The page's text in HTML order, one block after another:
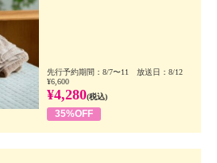
先行予約期間：8/7〜11 放送日：8/12
¥6,600
¥4,280(税込)
35%OFF